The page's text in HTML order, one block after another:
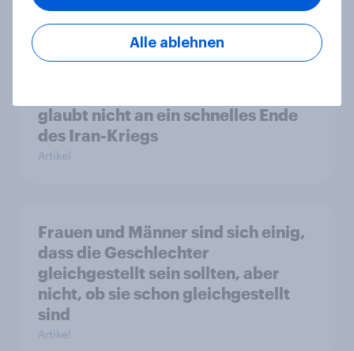
YouGov Sonntagsfrage: Union und
glaubt nicht an ein schnelles Ende
des Iran-Kriegs
Artikel
Frauen und Männer sind sich einig,
dass die Geschlechter
gleichgestellt sein sollten, aber
nicht, ob sie schon gleichgestellt
sind
Artikel
Alle ablehnen